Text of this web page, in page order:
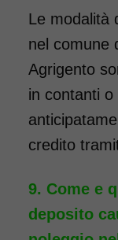
di 7
tutta
da
Le modalità
nel comune
Agrigento
in contanti
credito
Come e
deposito